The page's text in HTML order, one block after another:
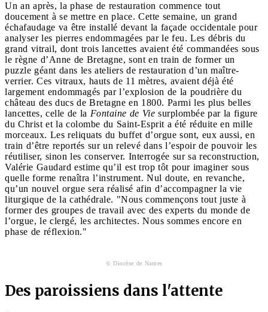
Un an après, la phase de restauration commence tout
doucement à se mettre en place. Cette semaine, un grand
échafaudage va être installé devant la façade occidentale pour
analyser les pierres endommagées par le feu. Les débris du
grand vitrail, dont trois lancettes avaient été commandées sous
le règne d’Anne de Bretagne, sont en train de former un
puzzle géant dans les ateliers de restauration d’un maître-
verrier. Ces vitraux, hauts de 11 mètres, avaient déjà été
largement endommagés par l’explosion de la poudrière du
château des ducs de Bretagne en 1800. Parmi les plus belles
lancettes, celle de la Fontaine de Vie surplombée par la figure
du Christ et la colombe du Saint-Esprit a été réduite en mille
morceaux. Les reliquats du buffet d’orgue sont, eux aussi, en
train d’être reportés sur un relevé dans l’espoir de pouvoir les
réutiliser, sinon les conserver. Interrogée sur sa reconstruction,
Valérie Gaudard estime qu’il est trop tôt pour imaginer sous
quelle forme renaîtra l’instrument. Nul doute, en revanche,
qu’un nouvel orgue sera réalisé afin d’accompagner la vie
liturgique de la cathédrale. "Nous commençons tout juste à
former des groupes de travail avec des experts du monde de
l’orgue, le clergé, les architectes. Nous sommes encore en
phase de réflexion."
© Diocèse de Nantes
Des paroissiens dans l'attente